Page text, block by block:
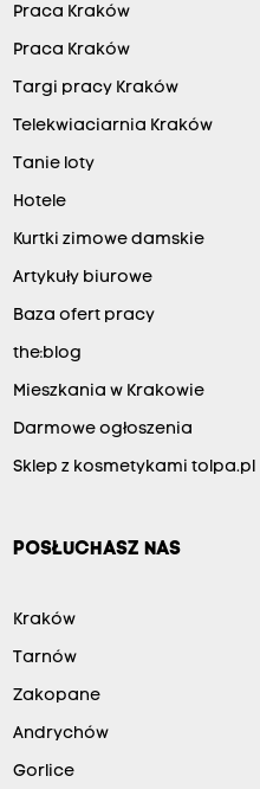
Praca Kraków
Praca Kraków
Targi pracy Kraków
Telekwiaciarnia Kraków
Tanie loty
Hotele
Kurtki zimowe damskie
Artykuły biurowe
Baza ofert pracy
the:blog
Mieszkania w Krakowie
Darmowe ogłoszenia
Sklep z kosmetykami tolpa.pl
POSŁUCHASZ NAS
Kraków
Tarnów
Zakopane
Andrychów
Gorlice